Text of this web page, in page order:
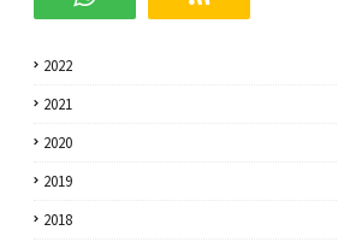
2022
2021
2020
2019
2018